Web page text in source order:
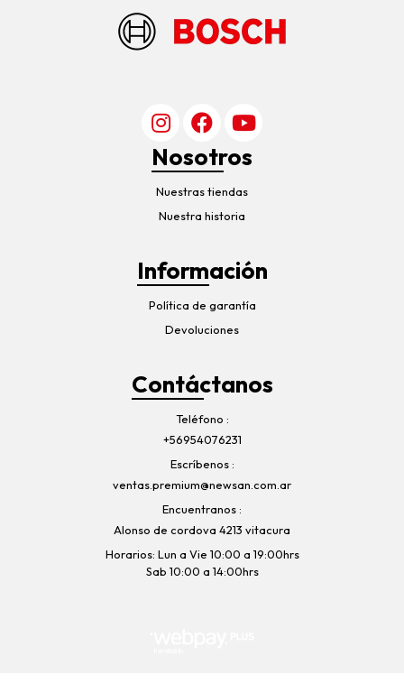
Nosotros
Nuestras tiendas
Nuestra historia
Información
Política de garantía
Devoluciones
Contáctanos
Teléfono
+56954076231
Escríbenos
ventas.premium@newsan.com.ar
Encuentranos
Alonso de cordova 4213 vitacura
Horarios: Lun a Vie 10:00 a 19:00hrs
Sab 10:00 a 14:00hrs